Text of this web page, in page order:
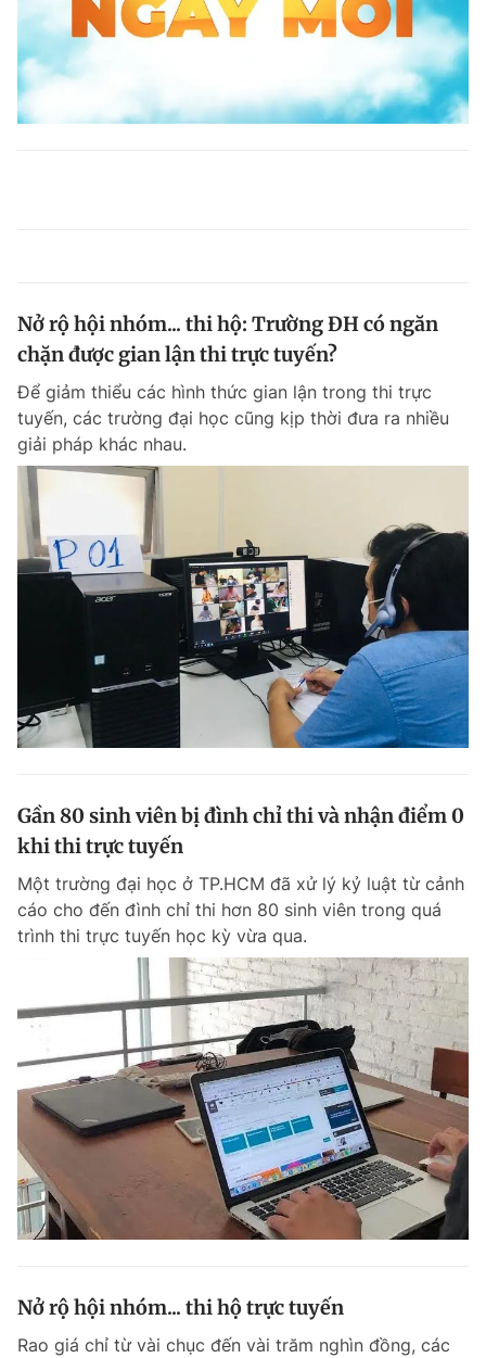
Nở rộ hội nhóm... thi hộ: Trường ĐH có ngăn
chặn được gian lận thi trực tuyến?
Để giảm thiểu các hình thức gian lận trong thi trực
tuyến, các trường đại học cũng kịp thời đưa ra nhiều
giải pháp khác nhau.
Gần 80 sinh viên bị đình chỉ thi và nhận điểm 0
khi thi trực tuyến
Một trường đại học ở TP.HCM đã xử lý kỷ luật từ cảnh
cáo cho đến đình chỉ thi hơn 80 sinh viên trong quá
trình thi trực tuyến học kỳ vừa qua.
Nở rộ hội nhóm... thi hộ trực tuyến
Rao giá chỉ từ vài chục đến vài trăm nghìn đồng, các